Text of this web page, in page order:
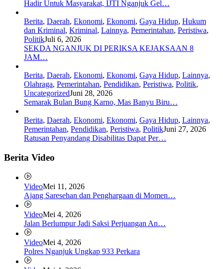
Hadir Untuk Masyarakat, IJTI Nganjuk Gel…
Berita, Daerah, Ekonomi, Ekonomi, Gaya Hidup, Hukum
dan Kriminal, Kriminal, Lainnya, Pemerintahan, Peristiwa,
PolitikJuli 6, 2026
SEKDA NGANJUK DI PERIKSA KEJAKSAAN 8
JAM…
Berita, Daerah, Ekonomi, Ekonomi, Gaya Hidup, Lainnya,
Olahraga, Pemerintahan, Pendidikan, Peristiwa, Politik,
UncategorizedJuni 28, 2026
Semarak Bulan Bung Karno, Mas Banyu Biru…
Berita, Daerah, Ekonomi, Ekonomi, Gaya Hidup, Lainnya,
Pemerintahan, Pendidikan, Peristiwa, PolitikJuni 27, 2026
Ratusan Penyandang Disabilitas Dapat Per…
Berita Video
VideoMei 11, 2026
Ajang Saresehan dan Penghargaan di Momen…
VideoMei 4, 2026
Jalan Berlumpur Jadi Saksi Perjuangan An…
VideoMei 4, 2026
Polres Nganjuk Ungkap 933 Perkara